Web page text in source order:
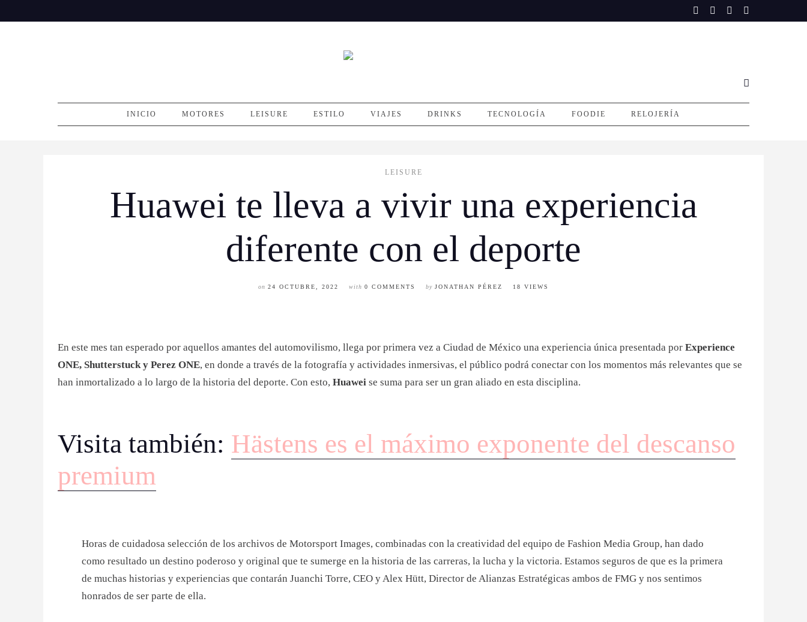
to
INICIO MOTORES LEISURE ESTILO VIAJES DRINKS TECNOLOGÍA FOODIE RELOJERÍA
LEISURE
Huawei te lleva a vivir una experiencia
diferente con el deporte
on 24 OCTUBRE, 2022 with 0 COMMENTS by JONATHAN PÉREZ 18 VIEWS
En este mes tan esperado por aquellos amantes del automovilismo, llega por primera vez a Ciudad de México una experiencia única presentada por Experience
ONE, Shutterstuck y Perez ONE, en donde a través de la fotografía y actividades inmersivas, el público podrá conectar con los momentos más relevantes que se
han inmortalizado a lo largo de la historia del deporte. Con esto, Huawei se suma para ser un gran aliado en esta disciplina.
Visita también: Hästens es el máximo exponente del descanso
premium
Horas de cuidadosa selección de los archivos de Motorsport Images, combinadas con la creatividad del equipo de Fashion Media Group, han dado
como resultado un destino poderoso y original que te sumerge en la historia de las carreras, la lucha y la victoria. Estamos seguros de que es la primera
de muchas historias y experiencias que contarán Juanchi Torre, CEO y Alex Hütt, Director de Alianzas Estratégicas ambos de FMG y nos sentimos
honrados de ser parte de ella.